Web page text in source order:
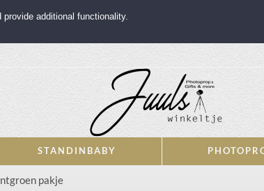
STANDINBABY
pakje
additional functionality.